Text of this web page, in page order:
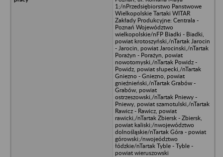
1;/nPrzedsiębiorstwo Panstwowe
Wielkopolskie Tartaki WITAR
Zakłady Produkcyjne: Centrala -
Poznań Województwo
wielkopolskie/nFP Biadki - Biadki,
powiat krotoszyński,/nTartak Jarocin
- Jarocin, powiat Jarocinski,/nTartak
Porażyn - Porażyn, powiat
nowotomyski,/nTartak Powidz -
Powidz, powiat słupecki,/nTartak
Gniezno - Gniezno, powiat
gnieźnieński,/nTartak Grabów -
Grabów, powiat
ostrzeszowski,/nTartak Pniewy -
Pniewy, powiat szamotulski,/nTartak
Rawicz - Rawicz, powiat
rawicki,/nTartak Zbiersk - Zbiersk,
powiat kaliski;/nwojewództwo
dolnośląskie/nTartak Góra - powiat
górowski;/nwojeództwo
łódzkie/nTartak Tyble - Tyble -
powiat wieruszowski